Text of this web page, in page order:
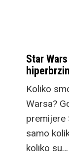
Star
Koliko
Warsa?
premijere
samo
koliko su…